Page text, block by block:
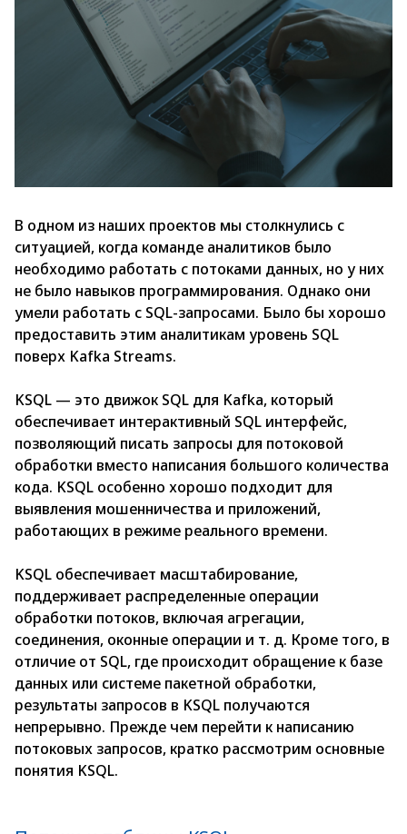
В одном из наших проектов мы столкнулись с
ситуацией, когда команде аналитиков было
необходимо работать с потоками данных, но у них
не было навыков программирования. Однако они
умели работать с SQL-запросами. Было бы хорошо
предоставить этим аналитикам уровень SQL
поверх Kafka Streams.
KSQL — это движок SQL для Kаfkа, который
обеспечивает интерактивный SQL интерфейс,
позволяющий писать запросы для потоковой
обработки вместо написания большого количества
кода. KSQL особенно хорошо подходит для
выявления мошенничества и приложений,
работающих в режиме реального времени.
KSQL обеспечивает масштабирование,
поддерживает распределенные операции
обработки потоков, включая агрегации,
соединения, оконные операции и т. д. Кроме того, в
отличие от SQL, где происходит обращение к базе
данных или системе пакетной обработки,
результаты запросов в KSQL получаются
непрерывно. Прежде чем перейти к написанию
потоковых запросов, кратко рассмотрим основные
понятия KSQL.